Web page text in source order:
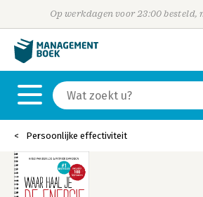
Op werkdagen voor 23:00 besteld,
Persoonlijke effectiviteit